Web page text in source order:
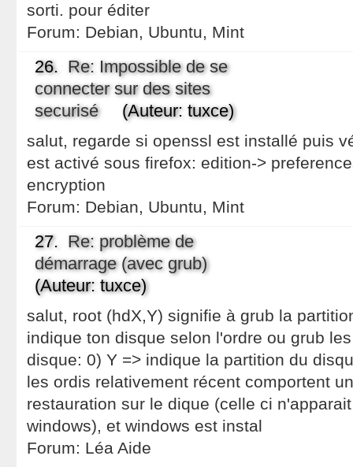
sorti. pour éditer
Forum: Debian, Ubuntu, Mint
26. Re: Impossible de se
connecter sur des sites
securisé(Auteur: tuxce)
salut, regarde si openssl est installé puis
est activé sous firefox: edition->
encryption
Forum: Debian, Ubuntu, Mint
27. Re: problème de
démarrage (avec grub)
(Auteur: tuxce)
salut, root (hdX,Y) signifie à grub la
indique ton disque selon l'ordre ou grub
disque: 0) Y => indique la partition du
les ordis relativement récent comportent
restauration sur le dique (celle ci
windows), et windows est instal
Forum: Léa Aide